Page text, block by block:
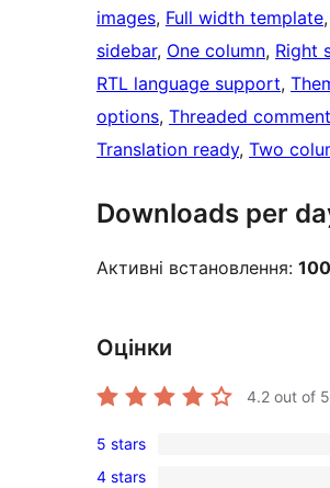
images, Full width template,
sidebar, One column, Right
RTL language support,
options, Threaded
Translation ready, Two
Downloads per
Активні встановлення:
Оцінки
4.2 out of
4
5 stars
4 stars